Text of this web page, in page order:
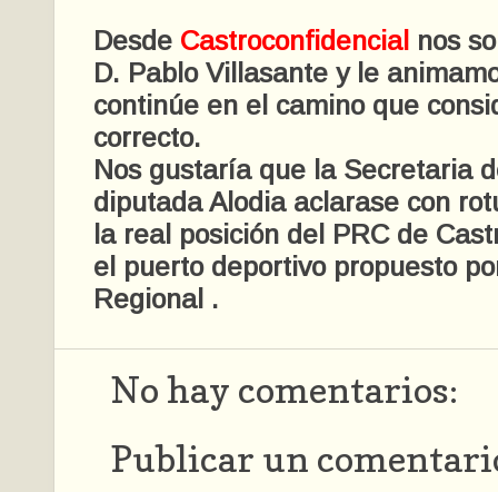
Desde Castroconfidencial nos
D. Pablo Villasante y le
continúe en el camino que
correcto.
Nos gustaría que la Secretaria
diputada Alodia aclarase con
la real posición del PRC de
el puerto deportivo propuesto
Regional .
No hay comentarios:
Publicar un